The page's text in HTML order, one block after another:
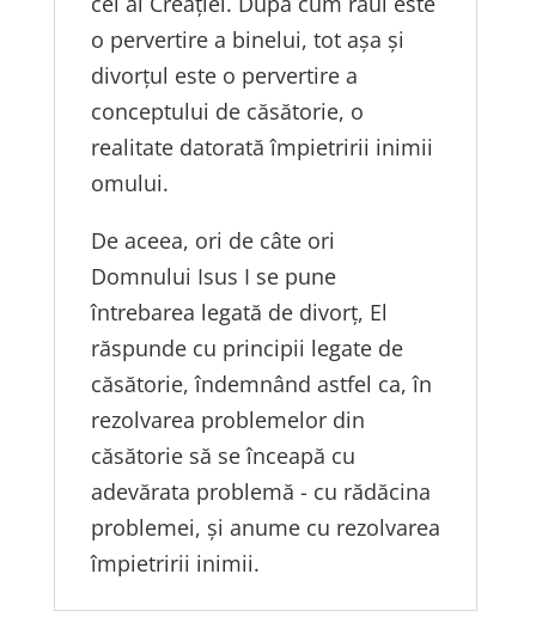
o pervertire a binelui, tot așa și
divorțul este o pervertire a
conceptului de căsătorie, o
realitate datorată împietririi inimii
omului.
De aceea, ori de câte ori
Domnului Isus I se pune
întrebarea legată de divorț, El
răspunde cu principii legate de
căsătorie, îndemnând astfel ca, în
rezolvarea problemelor din
căsătorie să se înceapă cu
adevărata problemă - cu rădăcina
problemei, și anume cu rezolvarea
împietririi inimii.